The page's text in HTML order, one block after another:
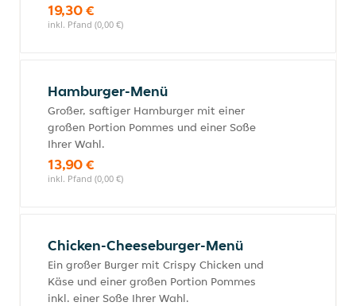
19,30 €
inkl. Pfand (0,00 €)
Hamburger-Menü
Großer, saftiger Hamburger mit einer
großen Portion Pommes und einer Soße
Ihrer Wahl.
13,90 €
inkl. Pfand (0,00 €)
Chicken-Cheeseburger-Menü
Ein großer Burger mit Crispy Chicken und
Käse und einer großen Portion Pommes
inkl. einer Soße Ihrer Wahl.